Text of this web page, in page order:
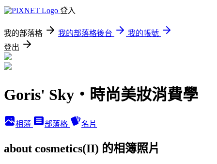
登入
我的部落格 我的部落格後台
我的帳號
登出
Goris' Sky‧時尚美妝消費學
相簿 部落格 名片
about cosmetics(II) 的相簿照片